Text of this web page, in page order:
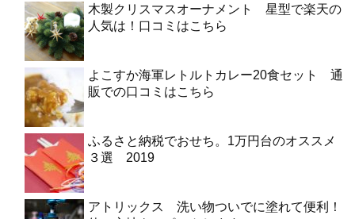
木製クリスマスオーナメント 星型で楽天の
人気は！口コミはこちら
よこすか海軍レトルトカレー20食セット 通
販での口コミはこちら
ふるさと納税でおせち。1万円台のオススメ
３選 2019
アトリックス 洗い物ついでに塗れて便利！